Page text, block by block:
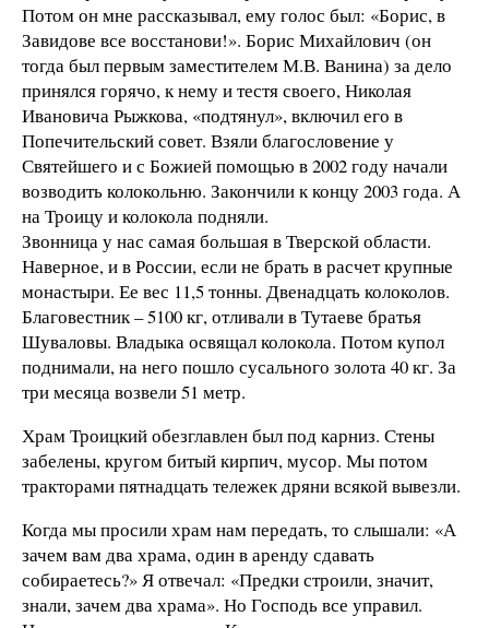
Потом он мне рассказывал, ему голос был: «Борис, в
Завидове все восстанови!». Борис Михайлович (он
тогда был первым заместителем М.В. Ванина) за дело
принялся горячо, к нему и тестя своего, Николая
Ивановича Рыжкова, «подтянул», включил его в
Попечительский совет. Взяли благословение у
Святейшего и с Божией помощью в 2002 году начали
возводить колокольню. Закончили к концу 2003 года. А
на Троицу и колокола подняли.
Звонница у нас самая большая в Тверской области.
Наверное, и в России, если не брать в расчет крупные
монастыри. Ее вес 11,5 тонны. Двенадцать колоколов.
Благовестник – 5100 кг, отливали в Тутаеве братья
Шуваловы. Владыка освящал колокола. Потом купол
поднимали, на него пошло сусального золота 40 кг. За
три месяца возвели 51 метр.
Храм Троицкий обезглавлен был под карниз. Стены
забелены, кругом битый кирпич, мусор. Мы потом
тракторами пятнадцать тележек дряни всякой вывезли.
Когда мы просили храм нам передать, то слышали: «А
зачем вам два храма, один в аренду сдавать
собираетесь?» Я отвечал: «Предки строили, значит,
знали, зачем два храма». Но Господь все управил.